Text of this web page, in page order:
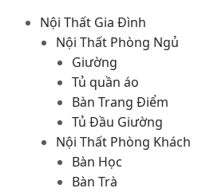
Nội Thất Gia Đình
Nội Thất Phòng Ngủ
Giường
Tủ quần áo
Bàn Trang Điểm
Tủ Đầu Giường
Nội Thất Phòng Khách
Bàn Học
Bàn Trà